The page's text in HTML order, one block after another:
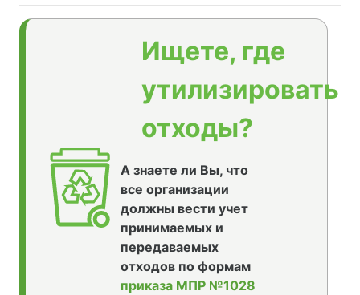
Ищете, где
утилизировать
отходы?
А знаете ли Вы, что
все организации
должны вести учет
принимаемых и
передаваемых
отходов по формам
приказа МПР №1028